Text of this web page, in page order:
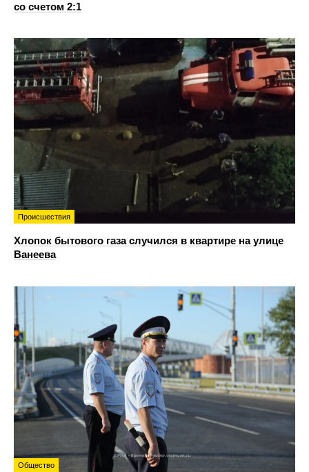
со счетом 2:1
Происшествия
Хлопок бытового газа случился в квартире на улице
Ванеева
Общество